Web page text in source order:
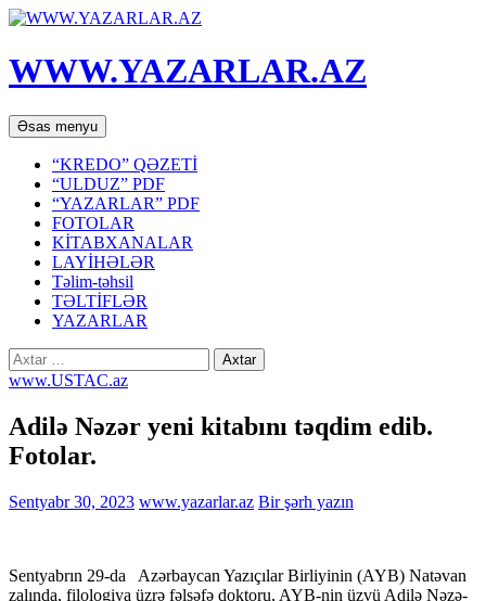
WWW.YAZARLAR.AZ
Axtar
Əsas menyu Mühtəviyyata
keç
“KREDO” QƏZETİ
“ULDUZ” PDF
“YAZARLAR” PDF
FOTOLAR
KİTABXANALAR
LAYİHƏLƏR
Təlim-təhsil
TƏLTİFLƏR
YAZARLAR
Axtarış:
www.USTAC.az
Adilə Nəzər yeni kitabını təqdim edib.
Fotolar.
Sentyabr 30, 2023 www.yazarlar.az Bir şərh yazın
Sentyabrın 29-da Azərbaycan Yazıçılar Birliyinin (AYB) Natəvan
zalında, filologiya üzrə fəlsəfə doktoru, AYB-nin üzvü Adi­lə Nə­zə­